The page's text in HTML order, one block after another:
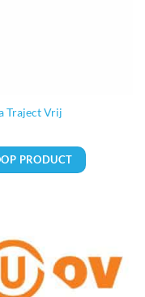
Traject Vrij
PRODUCT